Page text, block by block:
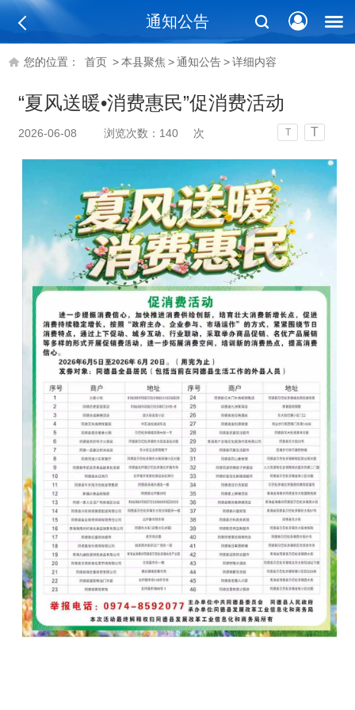
通知公告
您的位置： 首页 >本县聚焦 >通知公告>详细内容
“夏风送暖•消费惠民”促消费活动
2026-06-08 浏览次数： 140 次 T T